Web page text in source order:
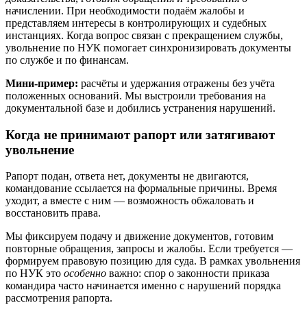
начислении. При необходимости подаём жалобы и
представляем интересы в контролирующих и судебных
инстанциях. Когда вопрос связан с прекращением службы,
увольнение по НУК помогает синхронизировать документы
по службе и по финансам.
Мини-пример: расчёты и удержания отражены без учёта
положенных оснований. Мы выстроили требования на
документальной базе и добились устранения нарушений.
Когда не принимают рапорт или затягивают
увольнение
Рапорт подан, ответа нет, документы не двигаются,
командование ссылается на формальные причины. Время
уходит, а вместе с ним — возможность обжаловать и
восстановить права.
Мы фиксируем подачу и движение документов, готовим
повторные обращения, запросы и жалобы. Если требуется —
формируем правовую позицию для суда. В рамках увольнения
по НУК это особенно важно: спор о законности приказа
командира часто начинается именно с нарушений порядка
рассмотрения рапорта.